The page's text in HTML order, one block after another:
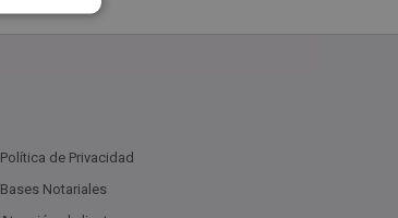
Política de Privacidad
Bases Notariales